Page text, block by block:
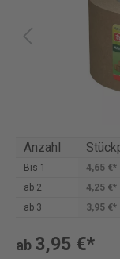
Anzahl
Bis 1 4,65 €*
ab 2 4,25 €*
ab 3 3,95 €*
ab 3,95 €*